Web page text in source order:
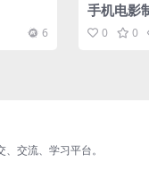
6
手机电影
To一起学
结】[中文
0 0
交流、学习平台。